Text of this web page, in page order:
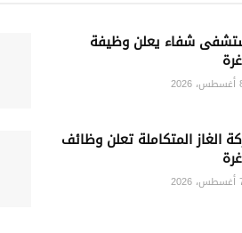
شفاء يعلن وظيفة
الغاز المتكاملة تعلن وظائف